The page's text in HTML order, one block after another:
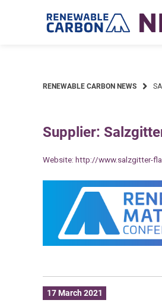
RENEWABLE CARBON NEWS
Supplier:
Website: http://www.salzgitter-
17 March 2021